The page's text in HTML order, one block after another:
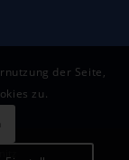
der Seite,
zu.